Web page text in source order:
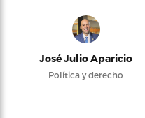
José Julio Aparicio
Política y derecho